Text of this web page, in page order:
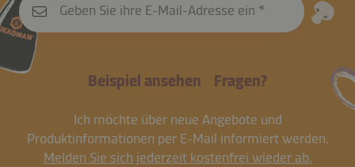
Geben Sie ihre E-Mail-Adresse ein
Beispiel ansehen Fragen?
Ich möchte über neue Angebote und
Produktinformationen per E-Mail informiert werden.
Melden Sie sich jederzeit kostenfrei wieder ab.